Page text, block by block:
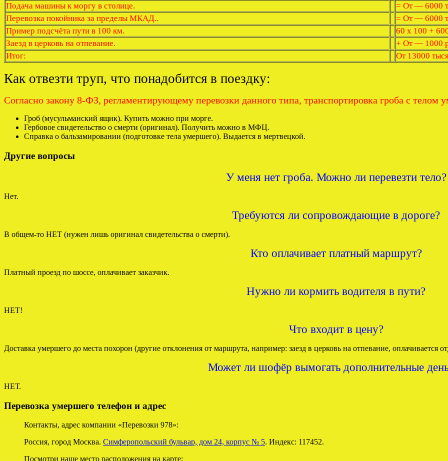
Подача машины к моргу в столице.
= От — 6000
Перевозка покойника за пределы МКАД..
= От — 6000
Пример подсчёта пути в 100 км.
60 x 100 +
Заезд в церковь на отпевание.
+ От — 1000
Итог:
От 13000
Как отвезти труп, что понадобится в поездку:
Согласно закону 8-ФЗ, регламентирующему перевозки данного типа, транспортировка гроба с телом
Гроб (мусульманский ящик). Купить можно при морге.
Гербовое свидетельство о смерти (оригинал). Получить можно в МФЦ.
Справка о бальзамировании (подготовке тела умершего). Выдается в мертвецкой.
Другие вопросы
У меня нет гроба. Можно ли перевезти тело?
Нет.
Требуются ли сопровождающие в дороге?
В общем-то НЕТ (нужен лишь оригинал свидетельства о смерти).
Кто оплачивает платный маршрут?
Платный проезд по шоссе, оплачивает заказчик.
Нужно ли кормить водителя в пути?
НЕТ!
Что входит в цену?
Доставка умершего до места похорон (другие отклонения от маршрута, например: заезд в церковь на отпевание, оплачивается
Может ли шофёр вымогать дополнительные
НЕТ.
Перевозка умершего телефон и адрес
Контакты, адрес компании «Перевозки 978»:
Россия, город Москва. Симферопольский бульвар, дом 24, корпус № 5. Индекс: 117452.
Посмотри наше место расположения на карте: